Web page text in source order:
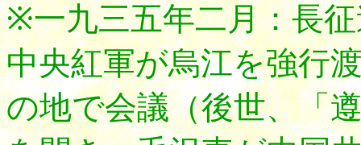
※一九三五年二月：長
中央紅軍が烏江を強行
の地で会議（後世、「